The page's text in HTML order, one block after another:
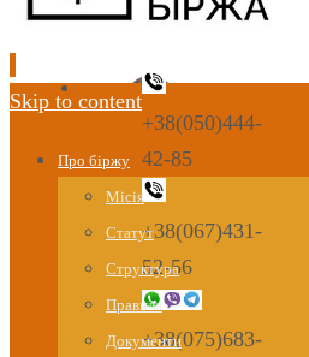
+38(050)444-
42-85
+38(067)431-
52-56
+38(075)683-
Skip to content
Про біржу
Місія
Статут
Структура
Правила
Документи